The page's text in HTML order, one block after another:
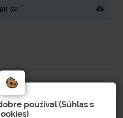
52
používal (Súhlas s